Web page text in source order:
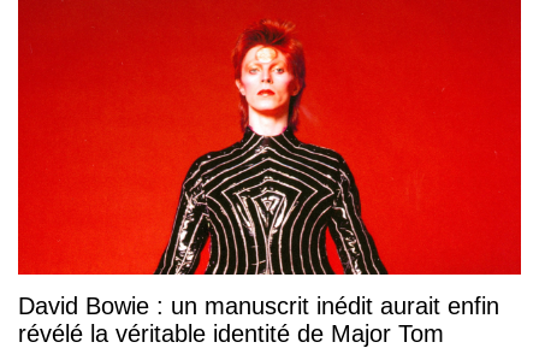
David Bowie : un manuscrit inédit aurait enfin
révélé la véritable identité de Major Tom